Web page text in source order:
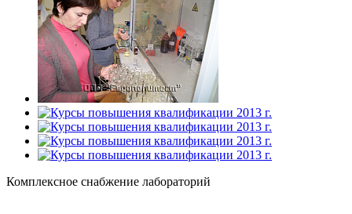
Комплексное снабжение лабораторий